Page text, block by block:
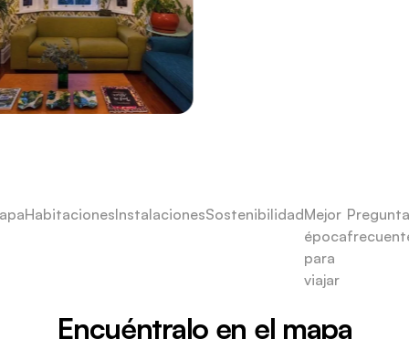
HabitacionesInstalacionesSostenibilidadMejor
época
para
viajar
Encuéntralo en el mapa